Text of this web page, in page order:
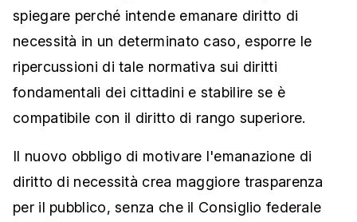
spiegare perché intende emanare diritto di
necessità in un determinato caso, esporre le
ripercussioni di tale normativa sui diritti
fondamentali dei cittadini e stabilire se è
compatibile con il diritto di rango superiore.
Il nuovo obbligo di motivare l'emanazione di
diritto di necessità crea maggiore trasparenza
per il pubblico, senza che il Consiglio federale